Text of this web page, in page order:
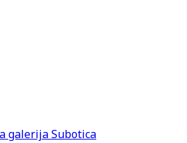
galerija Subotica